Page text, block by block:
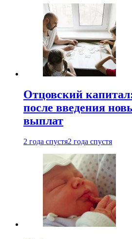
Отцовский
после введения
выплат
2 года спустя2 года спустя